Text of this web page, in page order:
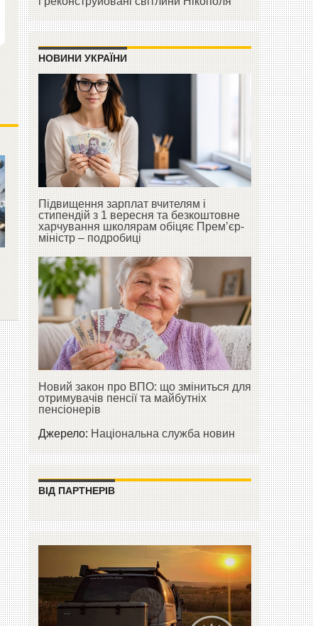
НОВИНИ УКРАЇНИ
Підвищення зарплат вчителям і
стипендій з 1 вересня та безкоштовне
харчування школярам обіцяє Прем’єр-
міністр – подробиці
Новий закон про ВПО: що зміниться для
отримувачів пенсії та майбутніх
пенсіонерів
Джерело:Національна служба новин
ВІД ПАРТНЕРІВ